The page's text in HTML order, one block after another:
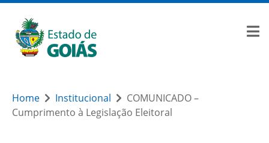
Home Institucional
COMUNICADO –
Cumprimento à Legislação Eleitoral